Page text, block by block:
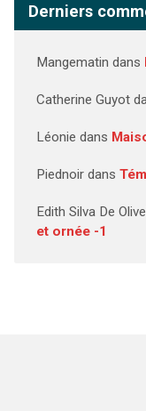
Derniers
Mangematin dans
Catherine Guyot
Léonie dans
Piednoirdans
Edith Silva De
et ornée -1